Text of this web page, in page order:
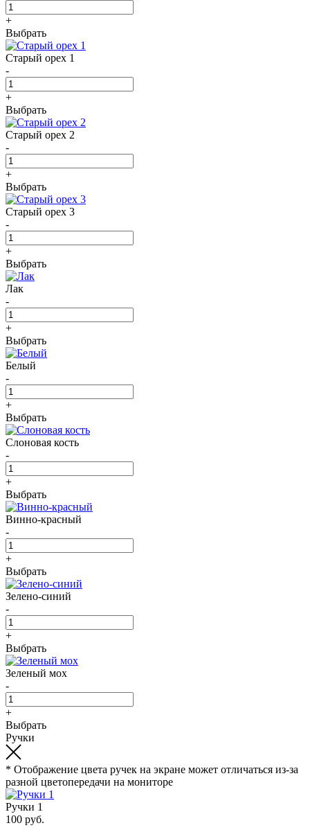
+
Выбрать
Старый орех 1
-
+
Выбрать
Старый орех 2
-
+
Выбрать
Старый орех 3
-
+
Выбрать
Лак
-
+
Выбрать
Белый
-
+
Выбрать
Слоновая кость
-
+
Выбрать
Винно-красный
-
+
Выбрать
Зелено-синий
-
+
Выбрать
Зеленый мох
-
+
Выбрать
Ручки
* Отображение цвета ручек на экране может отличаться из-за
разной цветопередачи на мониторе
Ручки 1
100 руб.